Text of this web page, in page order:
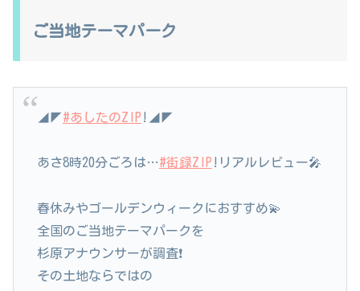
ご当地テーマパーク
◢◤#あしたのZIP !◢◤
あさ8時20分ごろは…#街録ZIP !リアルレビュー🎤
春休みやゴールデンウィークにおすすめ💫
全国のご当地テーマパークを
杉原アナウンサーが調査❗️
その土地ならではの